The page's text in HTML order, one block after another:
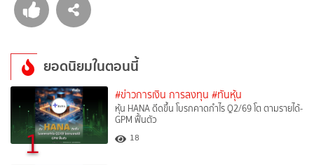
ยอดนิยมในตอนนี้
1
#ข่าวการเงิน การลงทุน #ทันหุ้น
หุ้น HANA ดีดขึ้น โบรกคาดกำไร Q2/69 โต ตามรายได้-
GPM ฟื้นตัว
18